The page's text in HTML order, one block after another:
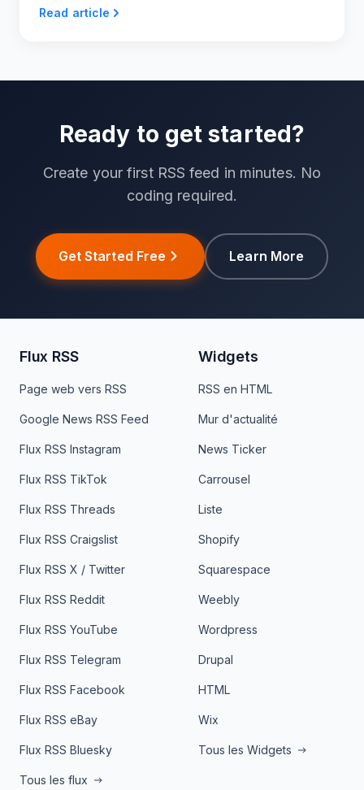
Read article
Ready to get started?
Create your first RSS feed in minutes. No
coding required.
Get Started Free Learn More
Flux RSS
Page web vers RSS
Google News RSS Feed
Flux RSS Instagram
Flux RSS TikTok
Flux RSS Threads
Flux RSS Craigslist
Flux RSS X / Twitter
Flux RSS Reddit
Flux RSS YouTube
Flux RSS Telegram
Flux RSS Facebook
Flux RSS eBay
Flux RSS Bluesky
Tous les flux
Widgets
RSS en HTML
Mur d'actualité
News Ticker
Carrousel
Liste
Shopify
Squarespace
Weebly
Wordpress
Drupal
HTML
Wix
Tous les Widgets